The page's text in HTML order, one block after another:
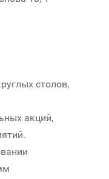
столов,
акций,